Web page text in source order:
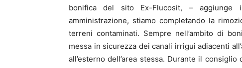
bonifica del sito Ex-Flucosit, –
amministrazione, stiamo completando la
terreni contaminati. Sempre nell’ambito di
messa in sicurezza dei canali irrigui adiacenti
all’esterno dell’area stessa. Durante il